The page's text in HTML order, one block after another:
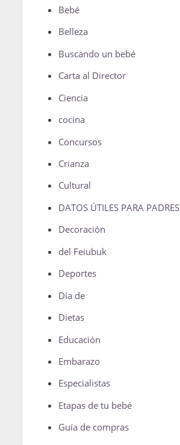
Bebé
Belleza
Buscando un bebé
Carta al Director
Ciencia
cocina
Concursos
Crianza
Cultural
DATOS ÚTILES PARA PADRES
Decoración
del Feiubuk
Deportes
Día de
Dietas
Educación
Embarazo
Especialistas
Etapas de tu bebé
Guía de compras